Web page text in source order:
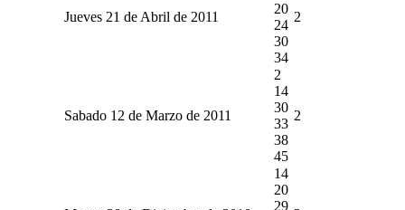
Jueves 21 de Abril de 2011
20
24
30
34
2
Sabado 12 de Marzo de 2011
2
14
30
33
38
45
2
14
20
29